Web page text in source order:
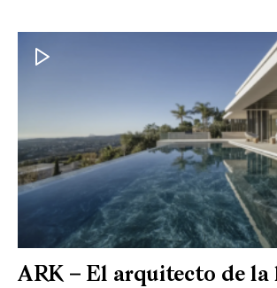
ARK – El arquitecto de la